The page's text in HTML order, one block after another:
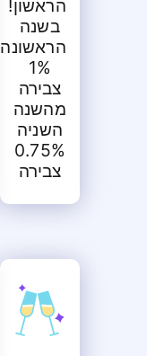
הראשון!
בשנה
הראשונה
1%
צבירה
מהשנה
השניה
0.75%
צבירה